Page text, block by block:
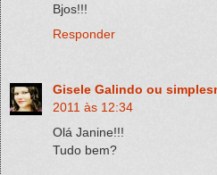
Bjos!!!
Responder
Gisele Galindo ou
2011 às 12:34
Olá Janine!!!
Tudo bem?